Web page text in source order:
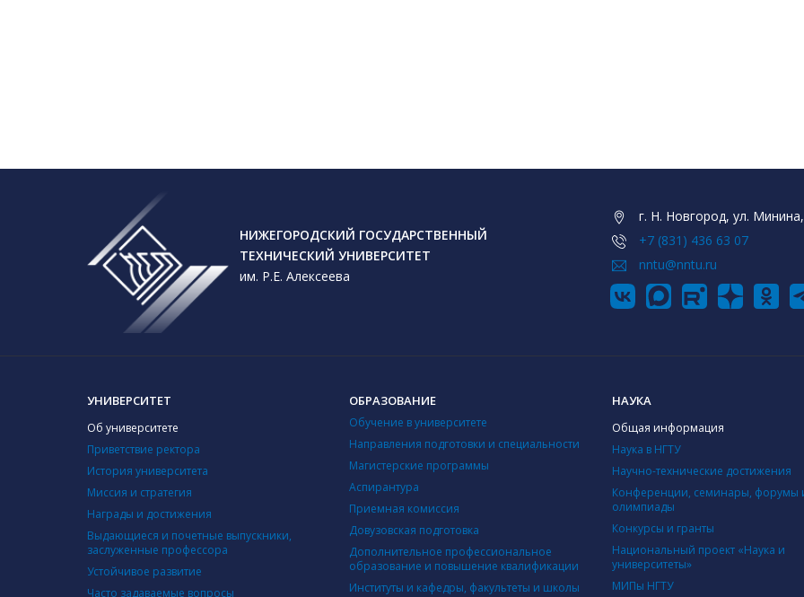
НИЖЕГОРОДСКИЙ ГОСУДАРСТВЕННЫЙ
ТЕХНИЧЕСКИЙ УНИВЕРСИТЕТ
им. Р.Е. Алексеева
г. Н. Новгород, ул.
+7 (831) 436 63 07
nntu@nntu.ru
УНИВЕРСИТЕТ
Об университете
Приветствие ректора
История университета
Миссия и стратегия
Награды и достижения
Выдающиеся и почетные выпускники,
заслуженные профессора
Устойчивое развитие
Часто задаваемые вопросы
ОБРАЗОВАНИЕ
Обучение в университете
Направления подготовки и специальности
Магистерские программы
Аспирантура
Приемная комиссия
Довузовская подготовка
Дополнительное профессиональное
образование и повышение квалификации
Институты и кафедры, факультеты и школы
НАУКА
Общая информация
Наука в НГТУ
Научно-технические достижения
Конференции, семинары, форумы
олимпиады
Конкурсы и гранты
Национальный проект «Наука и
университеты»
МИПы НГТУ